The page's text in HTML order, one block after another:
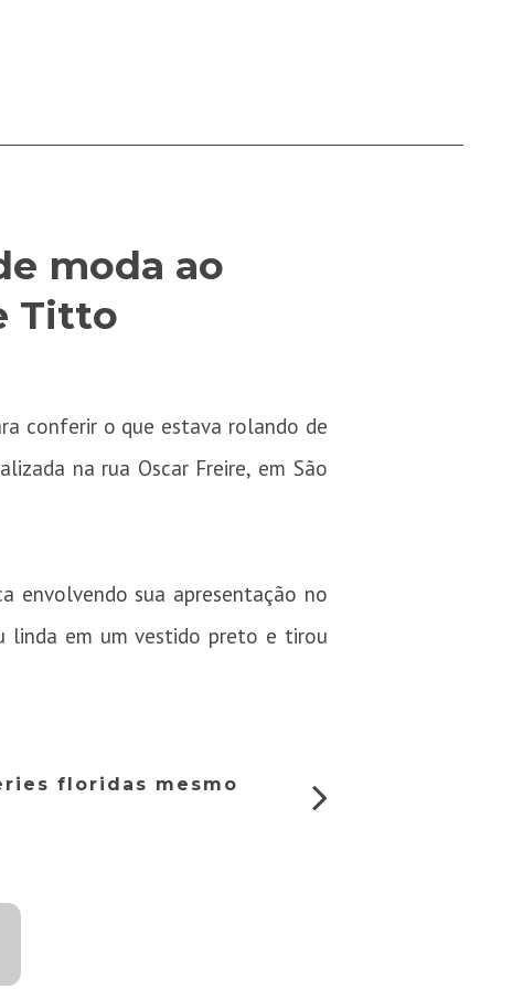
moda ao
Titto
conferir o que estava rolando de
na rua Oscar Freire, em São
envolvendo sua apresentação no
linda em um vestido preto e tirou
floridas mesmo